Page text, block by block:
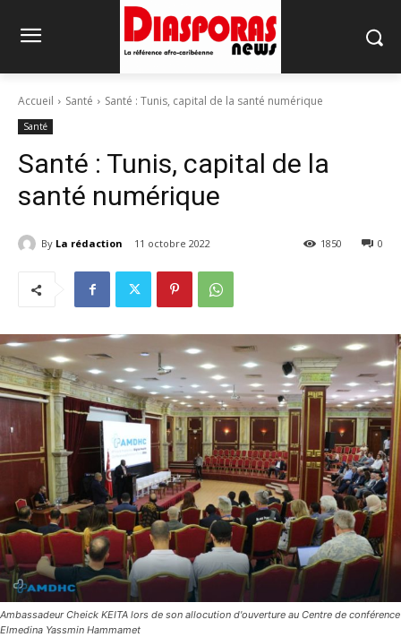
Accueil Santé Santé : Tunis, capital de la santé numérique
Santé
Santé : Tunis, capital de la
santé numérique
By La rédaction 11 octobre 2022 0
1850
Ambassadeur Cheick KEITA lors de son allocution d'ouverture au Centre de conférence
Elmedina Yassmin Hammamet